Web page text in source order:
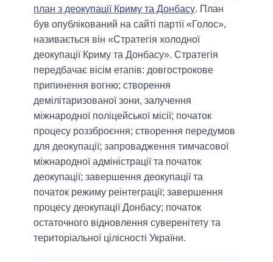
план з деокупації Криму та Донбасу. План
був опублікований на сайті партії «Голос»,
називається він «Стратегія холодної
деокупації Криму та Донбасу». Стратегія
передбачає вісім етапів: довгострокове
припинення вогню; створення
демілітаризованої зони, залучення
міжнародної поліцейської місії; початок
процесу роззброєння; створення передумов
для деокупації; запровадження тимчасової
міжнародної адміністрації та початок
деокупації; завершення деокупації та
початок режиму реінтеграції; завершення
процесу деокупації Донбасу; початок
остаточного відновлення суверенітету та
територіальної цілісності України.